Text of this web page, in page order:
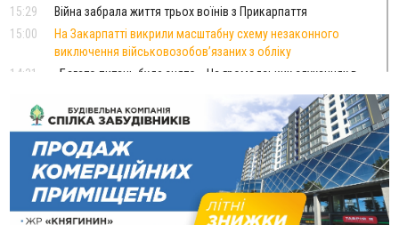
15:29
Війна забрала життя трьох воїнів з Прикарпаття
15:00
На Закарпатті викрили масштабну схему незаконного
виключення військовозобов’язаних з обліку
14:31
«Багато питань буде знято». На громадських слуханнях в
Яремче обговорили, як вирішити питання джипінгу в
Карпатах
13:54
5 «тихих» хвороб, які виявляє профілактичне обстеження
13:30
ФОТО На Надрічній тривають останні приготування до
нового руху
12:57
У Франківську зафіксували найбільшу спеку за всю історію
спостережень